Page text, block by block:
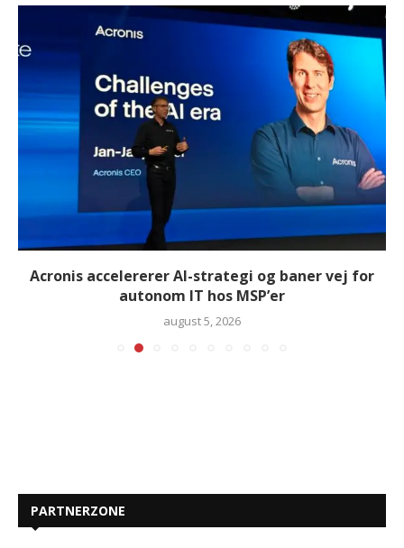
Acronis accelererer AI-strategi og baner vej for
autonom IT hos MSP’er
august 5, 2026
PARTNERZONE